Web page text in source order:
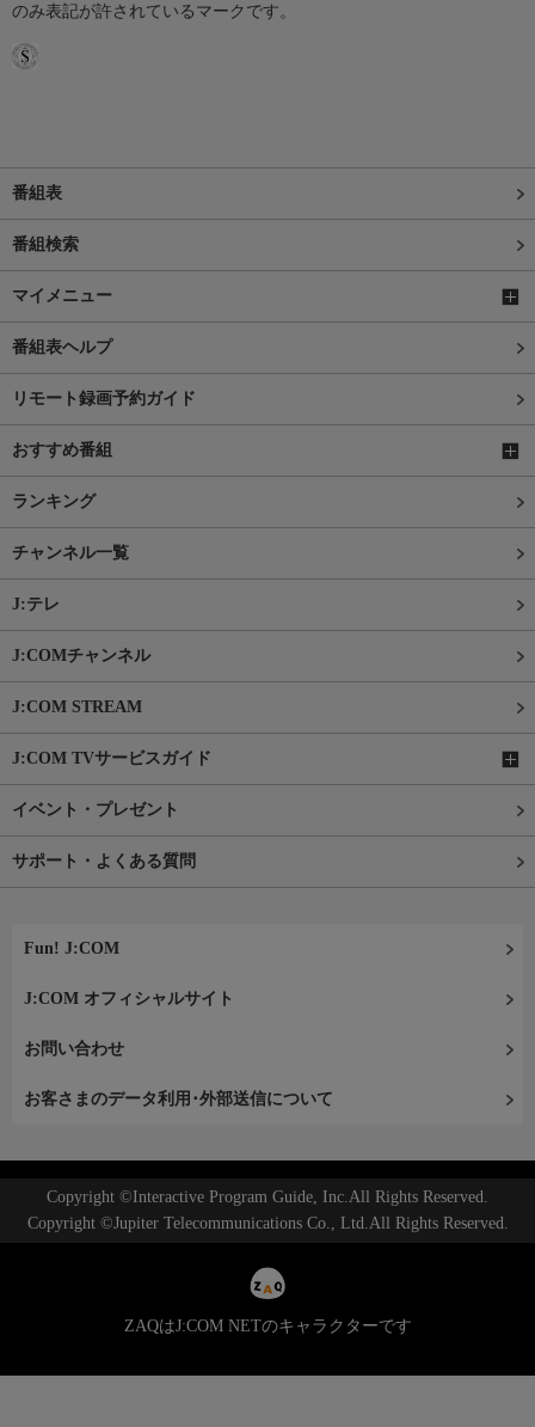
のみ表記が許されているマークです。
番組表
番組検索
マイメニュー
番組表ヘルプ
リモート録画予約ガイド
おすすめ番組
ランキング
チャンネル一覧
J:テレ
J:COMチャンネル
J:COM STREAM
J:COM TVサービスガイド
イベント・プレゼント
サポート・よくある質問
Fun! J:COM
J:COM オフィシャルサイト
お問い合わせ
お客さまのデータ利用･外部送信について
Copyright ©Interactive Program Guide, Inc.All Rights Reserved.
Copyright ©Jupiter Telecommunications Co., Ltd.All Rights Reserved.
ZAQはJ:COM NETのキャラクターです